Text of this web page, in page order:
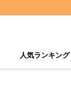
人気ランキング